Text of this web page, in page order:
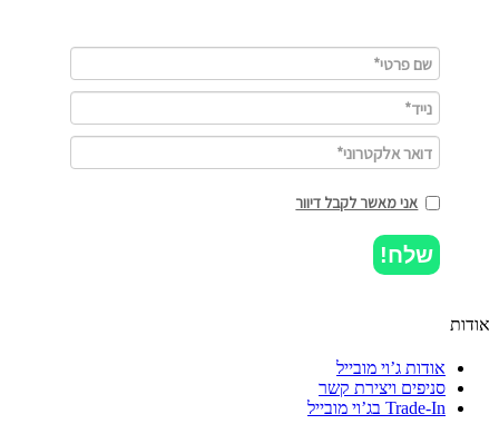
אני מאשר לקבל דיוור
שלח!
אודות ג’וי מובייל
סניפים ויצירת קשר
Trade-In בג’וי מובייל